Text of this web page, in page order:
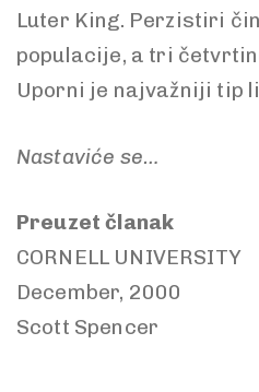
Luter King. Perzistiri
populacije, a tri
Uporni je najvažniji tip
Nastaviće se…
Preuzet članak
CORNELL UNIVERSITY
December, 2000
Scott Spencer